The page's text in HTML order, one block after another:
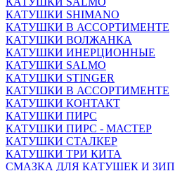
КАТУШКИ SHIMANO
КАТУШКИ В АССОРТИМЕНТЕ
КАТУШКИ ВОЛЖАНКА
КАТУШКИ ИНЕРЦИОННЫЕ
КАТУШКИ SALMO
КАТУШКИ STINGER
КАТУШКИ В АССОРТИМЕНТЕ
КАТУШКИ КОНТАКТ
КАТУШКИ ПИРС
КАТУШКИ ПИРС - МАСТЕР
КАТУШКИ СТАЛКЕР
КАТУШКИ ТРИ КИТА
СМАЗКА ДЛЯ КАТУШЕК И ЗИП